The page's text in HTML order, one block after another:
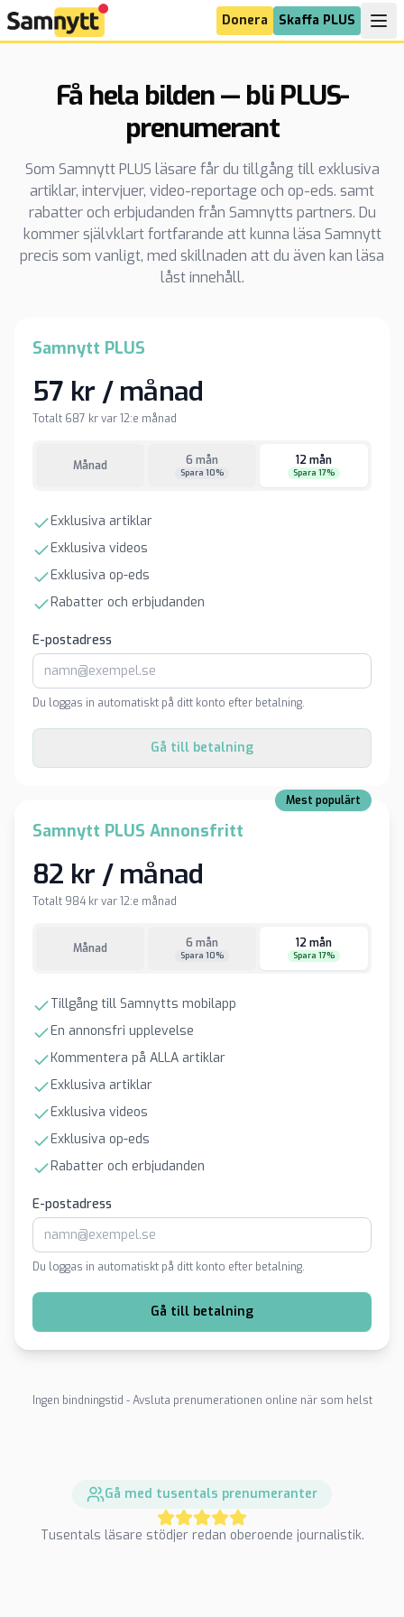
Donera Skaffa PLUS
Få hela bilden — bli PLUS-
prenumerant
Som Samnytt PLUS läsare får du tillgång till exklusiva
artiklar, intervjuer, video-reportage och op-eds. samt
rabatter och erbjudanden från Samnytts partners. Du
kommer självklart fortfarande att kunna läsa Samnytt
precis som vanligt, med skillnaden att du även kan läsa
låst innehåll.
Samnytt PLUS
57 kr / månad
Totalt 687 kr var 12:e månad
Månad 6 mån
Spara 10%
12 mån
Spara 17%
Exklusiva artiklar
Exklusiva videos
Exklusiva op-eds
Rabatter och erbjudanden
E-postadress
Du loggas in automatiskt på ditt konto efter betalning.
Gå till betalning
Mest populärt
Samnytt PLUS Annonsfritt
82 kr / månad
Totalt 984 kr var 12:e månad
Månad 6 mån
Spara 10%
12 mån
Spara 17%
Tillgång till Samnytts mobilapp
En annonsfri upplevelse
Kommentera på ALLA artiklar
Exklusiva artiklar
Exklusiva videos
Exklusiva op-eds
Rabatter och erbjudanden
E-postadress
Du loggas in automatiskt på ditt konto efter betalning.
Gå till betalning
Ingen bindningstid - Avsluta prenumerationen online när som helst
Gå med tusentals prenumeranter
Tusentals läsare stödjer redan oberoende journalistik.